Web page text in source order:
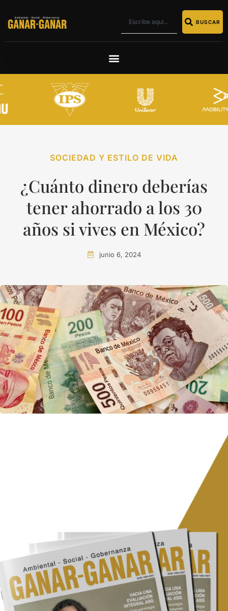
BUSCAR
SOCIEDAD Y ESTILO DE VIDA
¿Cuánto dinero deberías
tener ahorrado a los 30
años si vives en México?
junio 6, 2024